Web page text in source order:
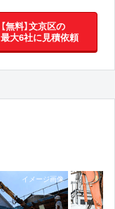
【無料】文京区の
最大6社に見積依頼